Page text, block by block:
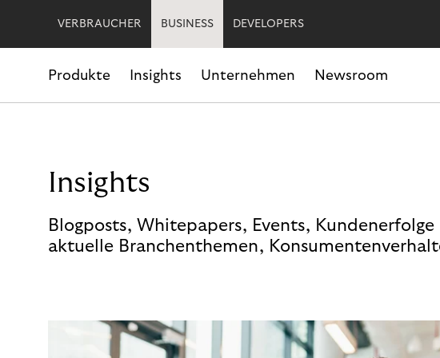
VERBRAUCHER BUSINESS DEVELOPERS
Produkte Insights Unternehmen Newsroom
Insights
Blogposts, Whitepapers, Events,
aktuelle Branchenthemen,